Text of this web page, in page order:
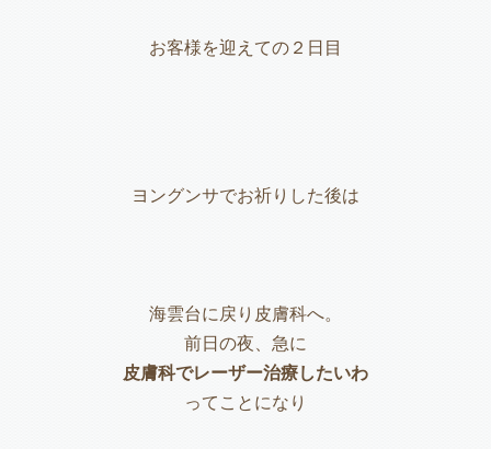
お客様を迎えての２日目
ヨングンサでお祈りした後は
海雲台に戻り皮膚科へ。
前日の夜、急に
皮膚科でレーザー治療したいわ
ってことになり